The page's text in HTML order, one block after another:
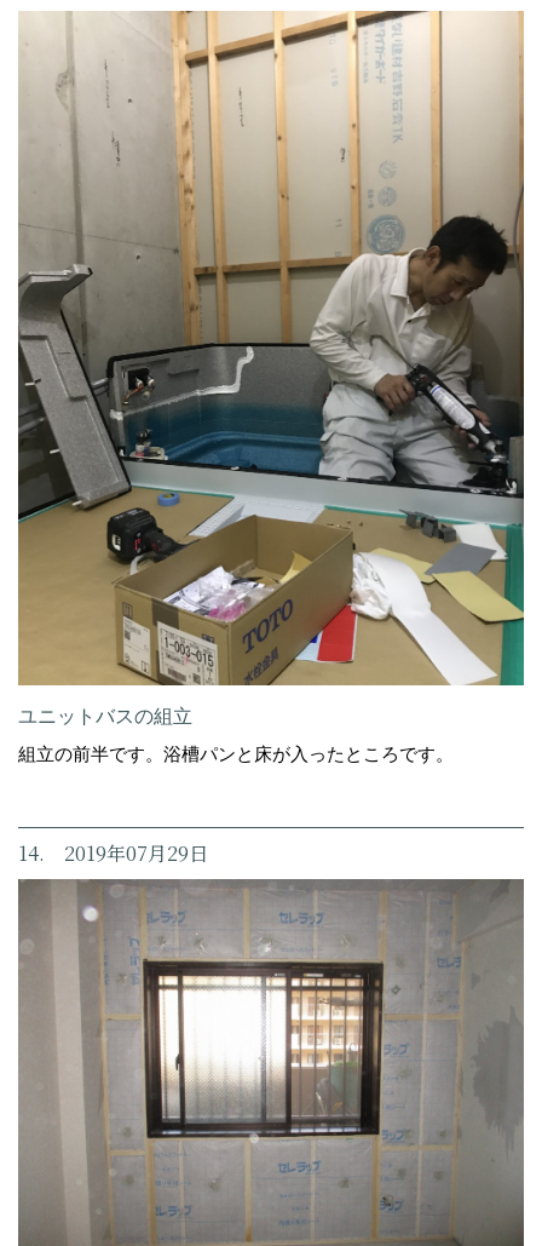
ユニットバスの組立
組立の前半です。浴槽パンと床が入ったところです。
14. 2019年07月29日